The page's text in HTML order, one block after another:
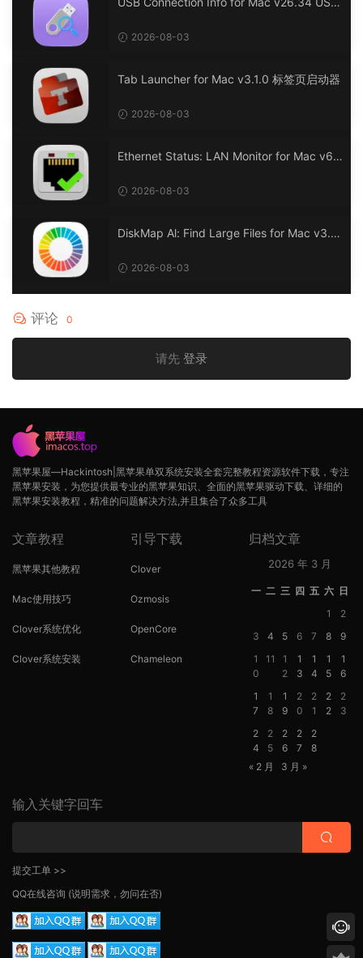
2026-08-03
Tab Launcher for Mac v3.1.0 标签页启动器
2026-08-03
Ethernet Status: LAN Monitor for Mac v6.
2026-08-03
DiskMap Al: Find Large Files for Mac v3.1
2026-08-03
评论 0
请先 登录
黑苹果屋—Hackintosh|黑苹果单双系统安装全套完整教程资源软件下载，专注
黑苹果安装，为您提供最专业的黑苹果知识、全面的黑苹果驱动下载、详细的
黑苹果安装教程，精准的问题解决方法,并且集合了众多工具
文章教程
黑苹果其他教程
Mac使用技巧
Clover系统优化
Clover系统安装
引导下载
Clover
Ozmosis
OpenCore
Chameleon
归档文章
2026 年 3 月
一 二 三 四 五 六 日
1
2
3
4 5 6 7 8
9
1
0
11
1
2
1
3
1
4
1
5
1
6
1
7
1
8
1
9
2
0
2
1
2
2
2
3
2
4
2
5
2
6
2
7
2
8
« 2 月
3 月 »
输入关键字回车
提交工单 >>
QQ在线咨询 (说明需求，勿问在否)